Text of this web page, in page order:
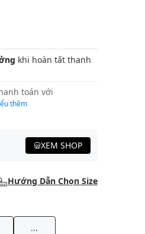
khi hoàn tất thanh
toán với
thêm
XEM SHOP
Hướng Dẫn Chọn Size
...